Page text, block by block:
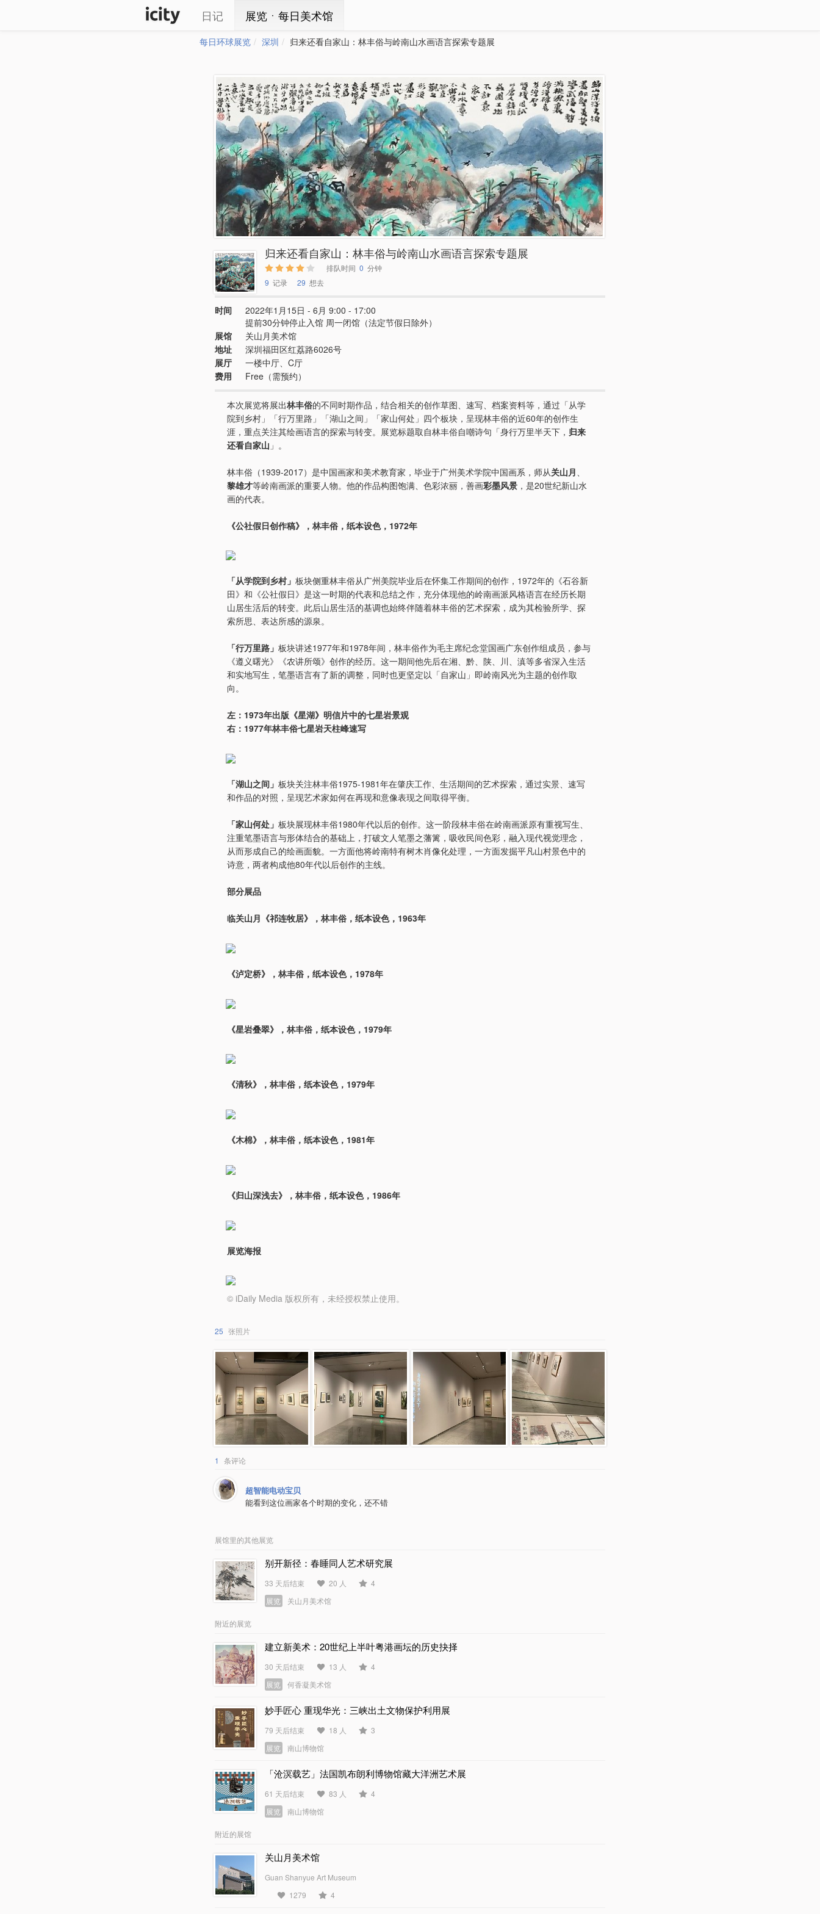
日记 展览ㆍ每日美术馆
每日环球展览 深圳 归来还看自家山：林丰俗与岭南山水画语言探索专题展
归来还看自家山：林丰俗与岭南山水画语言探索专题展
排队时间 0 分钟
9 记录 29 想去
时间
2022年1月15日 - 6月 9:00 - 17:00
提前30分钟停止入馆 周一闭馆（法定节假日除外）
展馆
关山月美术馆
地址
深圳福田区红荔路6026号
展厅
一楼中厅、C厅
费用
Free（需预约）
本次展览将展出林丰俗的不同时期作品，结合相关的创作草图、速写、档案资料等，通过「从学
院到乡村」「行万里路」「湖山之间」「家山何处」四个板块，呈现林丰俗的近60年的创作生
涯，重点关注其绘画语言的探索与转变。展览标题取自林丰俗自嘲诗句「身行万里半天下， 归来
还看自家山 」。
林丰俗（1939-2017）是中国画家和美术教育家，毕业于广州美术学院中国画系，师从关山月
黎雄才等岭南画派的重要人物。他的作品构图饱满、色彩浓丽，善画彩墨风景 ，是20世纪新山水
画的代表。
《公社假日创作稿》，林丰俗，纸本设色，1972年
「从学院到乡村」 板块侧重林丰俗从广州美院毕业后在怀集工作期间的创作，1972年的《石谷新
田》和《公社假日》是这一时期的代表和总结之作，充分体现他的岭南画派风格语言在经历长期
山居生活后的转变。此后山居生活的基调也始终伴随着林丰俗的艺术探索，成为其检验所学、探
索所思、表达所感的源泉。
「行万里路」 板块讲述1977年和1978年间，林丰俗作为毛主席纪念堂国画广东创作组成员，参与
《遵义曙光》《农讲所颂》创作的经历。这一期间他先后在湘、黔、陕、川、滇等多省深入生活
和实地写生，笔墨语言有了新的调整，同时也更坚定以「自家山」即岭南风光为主题的创作取
向。
左：1973年出版《星湖》明信片中的七星岩景观
右：1977年林丰俗七星岩天柱峰速写
「湖山之间」 板块关注林丰俗1975-1981年在肇庆工作、生活期间的艺术探索，通过实景、速写
和作品的对照，呈现艺术家如何在再现和意像表现之间取得平衡。
「家山何处」 板块展现林丰俗1980年代以后的创作。这一阶段林丰俗在岭南画派原有重视写生、
注重笔墨语言与形体结合的基础上，打破文人笔墨之藩篱，吸收民间色彩，融入现代视觉理念，
从而形成自己的绘画面貌。一方面他将岭南特有树木肖像化处理，一方面发掘平凡山村景色中的
诗意，两者构成他80年代以后创作的主线。
部分展品
临关山月《祁连牧居》，林丰俗，纸本设色，1963年
《泸定桥》，林丰俗，纸本设色，1978年
《星岩叠翠》，林丰俗，纸本设色，1979年
《清秋》，林丰俗，纸本设色，1979年
《木棉》，林丰俗，纸本设色，1981年
《归山深浅去》，林丰俗，纸本设色，1986年
展览海报
© iDaily Media 版权所有，未经授权禁止使用。
25 张照片
1 条评论
超智能电动宝贝
能看到这位画家各个时期的变化，还不错
展馆里的其他展览
别开新径：春睡同人艺术研究展
33 天后结束 20 人
4
展览
关山月美术馆
附近的展览
建立新美术：20世纪上半叶粤港画坛的历史抉择
30 天后结束 13 人
4
展览
何香凝美术馆
妙手匠心 重现华光：三峡出土文物保护利用展
79 天后结束 18 人
3
展览
南山博物馆
「沧溟载艺」法国凯布朗利博物馆藏大洋洲艺术展
61 天后结束 83 人
4
展览
南山博物馆
附近的展馆
关山月美术馆
Guan Shanyue Art Museum
1279
4